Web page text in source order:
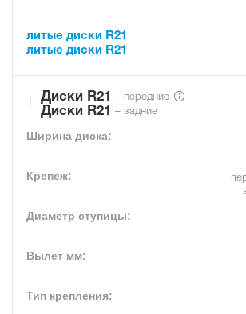
литые диски R21
литые диски R21
Диски R21 – передние
Диски R21 – задние